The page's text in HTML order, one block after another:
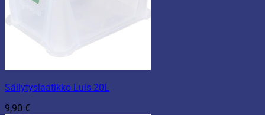
Säilytyslaatikko Luis 20L
9,90 €